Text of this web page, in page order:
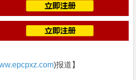
)报道】